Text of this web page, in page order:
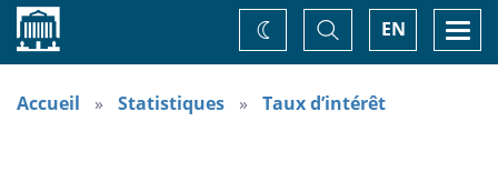
Accueil EN
Basculer
la
recherche
Changez
de
thème
Accueil Statistiques Taux d’intérêt